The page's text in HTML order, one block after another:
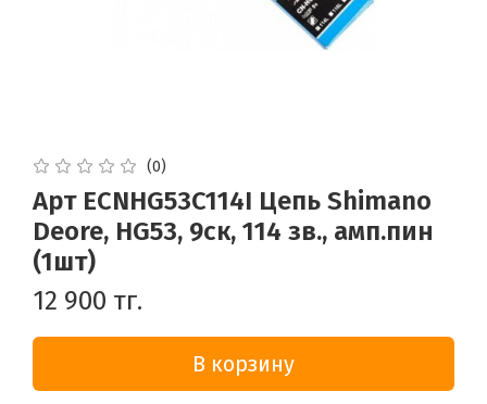
(0)
Арт ECNHG53C114I Цепь Shimano
Deore, HG53, 9ск, 114 зв., амп.пин
(1шт)
12 900 тг.
В корзину